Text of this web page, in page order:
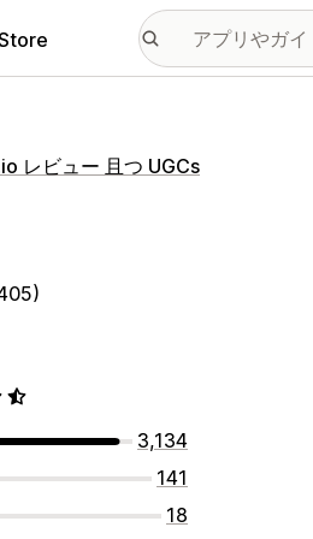
レビュー 且つ UGCs
3,134
141
18